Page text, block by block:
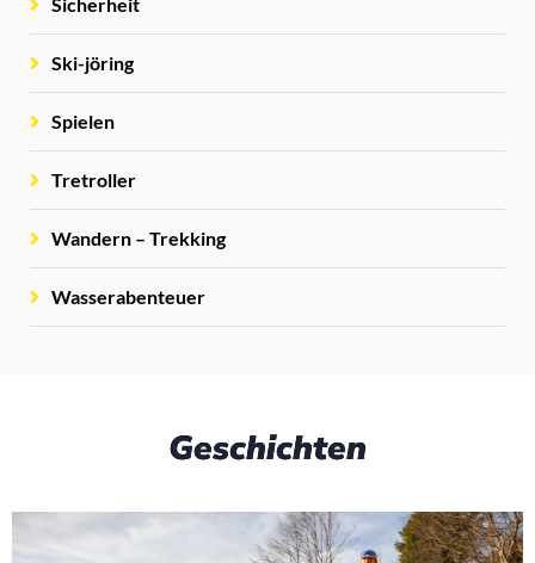
Ski-jöring
Spielen
Tretroller
Wandern – Trekking
Wasserabenteuer
Geschichten